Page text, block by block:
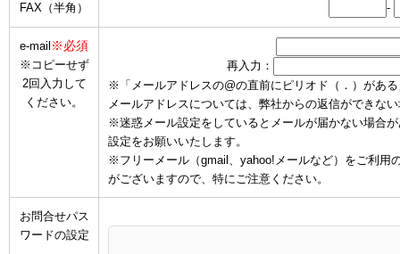
FAX（半角） -
e-mail ※必須
※コピーせず
2回入力して
ください。
再入力：
※「メールアドレスの@の直前にピリオド（．）があ
メールアドレスについては、弊社からの返信ができな
※迷惑メール設定をしているとメールが届かない場合
設定をお願いいたします。
※フリーメール（gmail、yahoo!メールなど）をご利用
がございますので、特にご注意ください。
お問合せパス
ワードの設定